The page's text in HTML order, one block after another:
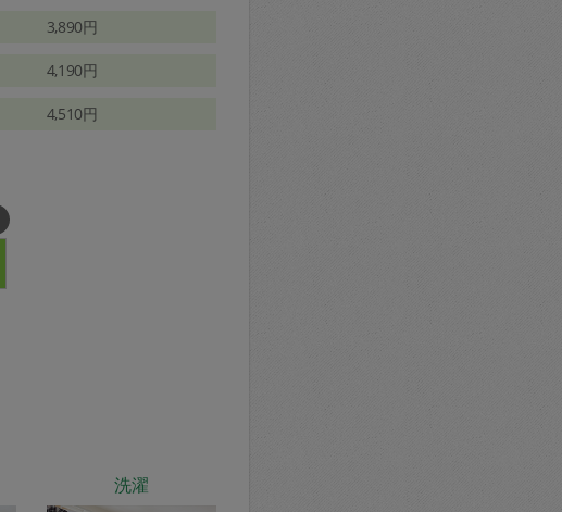
3,890円
4,190円
4,510円
洗濯